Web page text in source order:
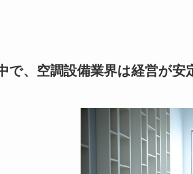
で、空調設備業界は経営が安